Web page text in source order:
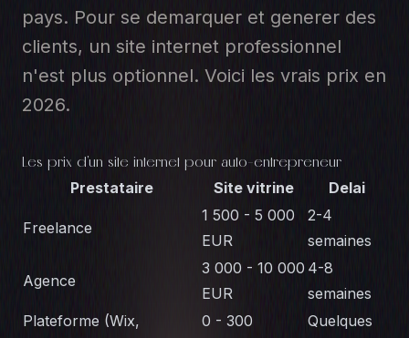
pays. Pour se demarquer et generer des
clients, un site internet professionnel
n'est plus optionnel. Voici les vrais prix en
2026.
Les prix d'un site internet pour auto-entrepreneur
Prestataire
Site vitrine Delai
Freelance
1 500 - 5 000
EUR
2-4
semaines
Agence
3 000 - 10 000
EUR
4-8
semaines
Plateforme (Wix,
0 - 300
Quelques